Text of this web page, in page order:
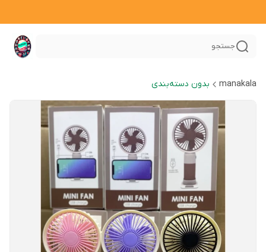
جستجو
manakala بدون دسته‌بندی